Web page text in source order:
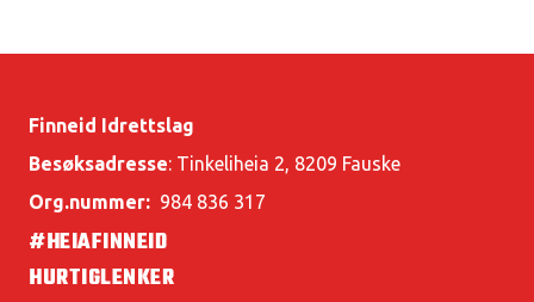
Finneid Idrettslag
Besøksadresse: Tinkeliheia 2, 8209 Fauske
Org.nummer: 984 836 317
#HEIAFINNEID
HURTIGLENKER